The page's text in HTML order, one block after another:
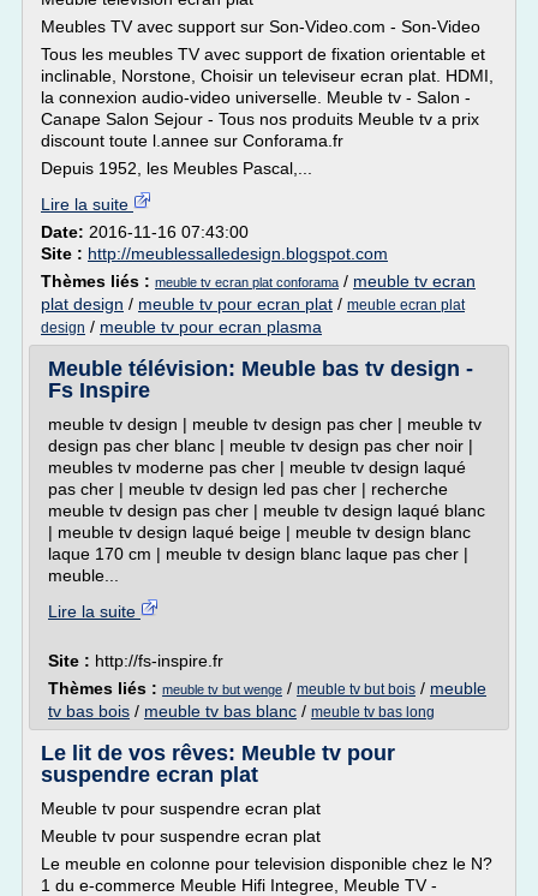
Meubles TV avec support sur Son-Video.com - Son-Video
Tous les meubles TV avec support de fixation orientable et
inclinable, Norstone, Choisir un televiseur ecran plat. HDMI,
la connexion audio-video universelle. Meuble tv - Salon -
Canape Salon Sejour - Tous nos produits Meuble tv a prix
discount toute l.annee sur Conforama.fr
Depuis 1952, les Meubles Pascal,...
Lire la suite
Date: 2016-11-16 07:43:00
Site : http://meublessalledesign.blogspot.com
Thèmes liés : meuble tv ecran plat conforama / meuble tv ecran
plat design / meuble tv pour ecran plat / meuble ecran plat
design / meuble tv pour ecran plasma
Meuble télévision: Meuble bas tv design -
Fs Inspire
meuble tv design | meuble tv design pas cher | meuble tv
design pas cher blanc | meuble tv design pas cher noir |
meubles tv moderne pas cher | meuble tv design laqué
pas cher | meuble tv design led pas cher | recherche
meuble tv design pas cher | meuble tv design laqué blanc
| meuble tv design laqué beige | meuble tv design blanc
laque 170 cm | meuble tv design blanc laque pas cher |
meuble...
Lire la suite
Site : http://fs-inspire.fr
Thèmes liés : meuble tv but wenge / meuble tv but bois / meuble
tv bas bois / meuble tv bas blanc / meuble tv bas long
Le lit de vos rêves: Meuble tv pour
suspendre ecran plat
Meuble tv pour suspendre ecran plat
Meuble tv pour suspendre ecran plat
Le meuble en colonne pour television disponible chez le N?
1 du e-commerce Meuble Hifi Integree, Meuble TV -